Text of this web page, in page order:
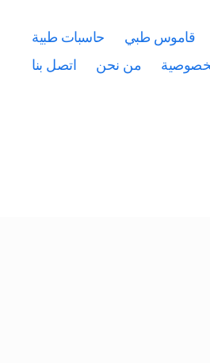
قاموس طبي
حاسبات طبية
من نحن اتصل بنا